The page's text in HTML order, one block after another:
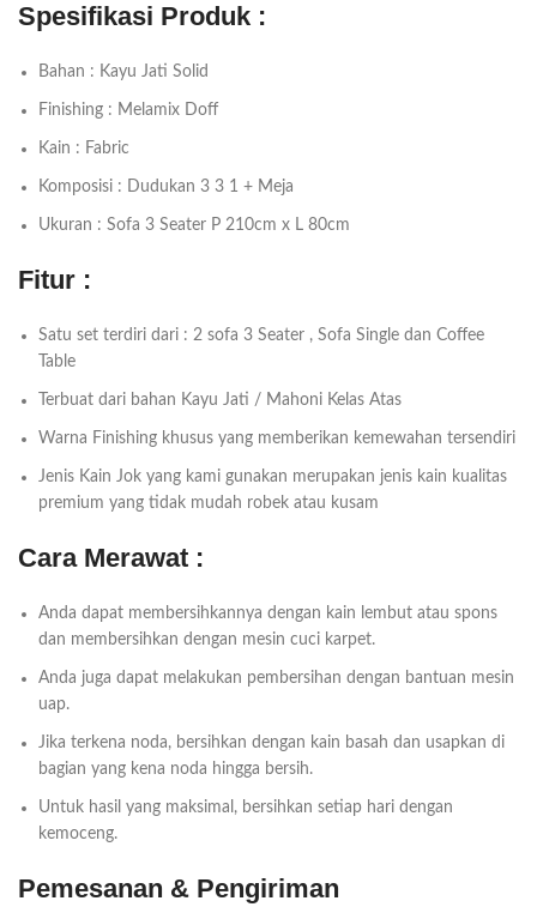
Spesifikasi Produk :
Bahan : Kayu Jati Solid
Finishing : Melamix Doff
Kain : Fabric
Komposisi : Dudukan 3 3 1 + Meja
Ukuran : Sofa 3 Seater P 210cm x L 80cm
Fitur :
Satu set terdiri dari : 2 sofa 3 Seater , Sofa Single dan Coffee
Table
Terbuat dari bahan Kayu Jati / Mahoni Kelas Atas
Warna Finishing khusus yang memberikan kemewahan tersendiri
Jenis Kain Jok yang kami gunakan merupakan jenis kain kualitas
premium yang tidak mudah robek atau kusam
Cara Merawat :
Anda dapat membersihkannya dengan kain lembut atau spons
dan membersihkan dengan mesin cuci karpet.
Anda juga dapat melakukan pembersihan dengan bantuan mesin
uap.
Jika terkena noda, bersihkan dengan kain basah dan usapkan di
bagian yang kena noda hingga bersih.
Untuk hasil yang maksimal, bersihkan setiap hari dengan
kemoceng.
Pemesanan & Pengiriman